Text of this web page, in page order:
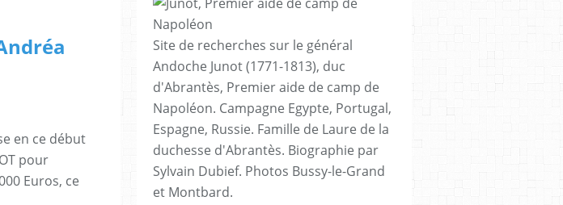
en ce début
pour
Euros, ce
Site de recherches sur le général
Andoche Junot (1771-1813), duc
d'Abrantès, Premier aide de camp de
Napoléon. Campagne Egypte, Portugal,
Espagne, Russie. Famille de Laure de la
duchesse d'Abrantès. Biographie par
Sylvain Dubief. Photos Bussy-le-Grand
et Montbard.